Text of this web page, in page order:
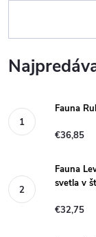
Fauna
€36,85
Fauna
svetla v
€32,75